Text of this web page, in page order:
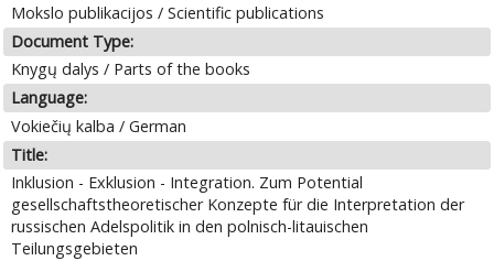
Mokslo publikacijos / Scientific publications
Document Type:
Knygų dalys / Parts of the books
Language:
Vokiečių kalba / German
Title:
Inklusion - Exklusion - Integration. Zum Potential
gesellschaftstheoretischer Konzepte für die Interpretation der
russischen Adelspolitik in den polnisch-litauischen
Teilungsgebieten